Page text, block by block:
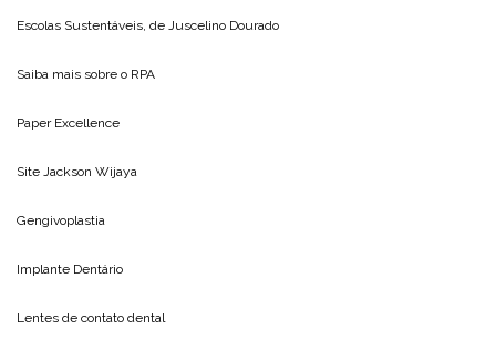
Escolas Sustentáveis, de Juscelino Dourado
Saiba mais sobre o RPA
Paper Excellence
Site Jackson Wijaya
Gengivoplastia
Implante Dentário
Lentes de contato dental